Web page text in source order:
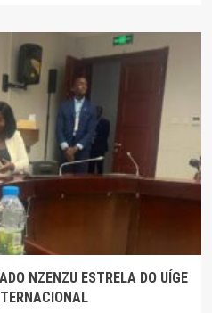
NZENZU ESTRELA DO UÍGE